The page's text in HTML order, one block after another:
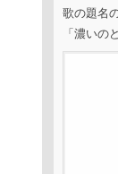
歌の題名
「濃いの